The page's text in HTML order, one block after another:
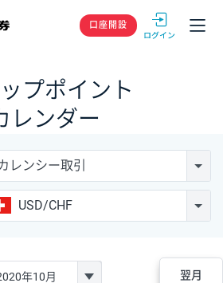
GMOクリック
口座開設
プポイント
レンダー
レンシー取引
USD/CHF
翌月